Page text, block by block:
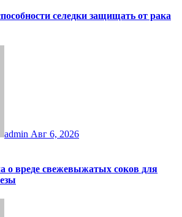
селедки защищать от рака
admin Авг 6, 2026
о вреде свежевыжатых соков для